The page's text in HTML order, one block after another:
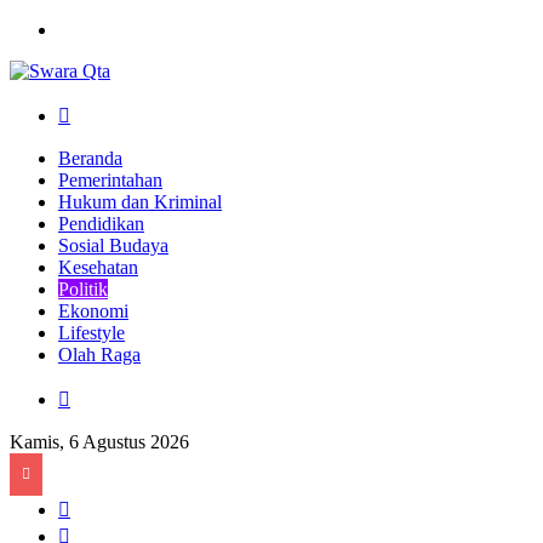
Beranda
Pemerintahan
Hukum dan Kriminal
Pendidikan
Sosial Budaya
Kesehatan
Politik
Ekonomi
Lifestyle
Olah Raga
Kamis, 6 Agustus 2026